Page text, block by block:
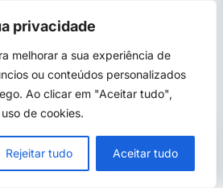
privacidade
melhorar a sua experiência de
ou conteúdos personalizados
Ao clicar em "Aceitar tudo",
de cookies.
Rejeitar tudo Aceitar tudo
E ÁREAS
o que faz, quanto ganha e onde
faz, o que se aprende, as peças,
começar e…
convoca 1.000 excedentes
por cargo